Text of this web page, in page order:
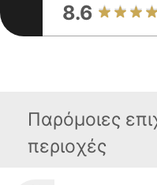
8.6
Παρόμοιες
περιοχές